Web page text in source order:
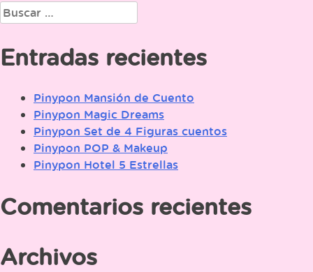
de
entradas
Buscar:
Entradas recientes
Pinypon Mansión de Cuento
Pinypon Magic Dreams
Pinypon Set de 4 Figuras cuentos
Pinypon POP & Makeup
Pinypon Hotel 5 Estrellas
Comentarios recientes
Archivos